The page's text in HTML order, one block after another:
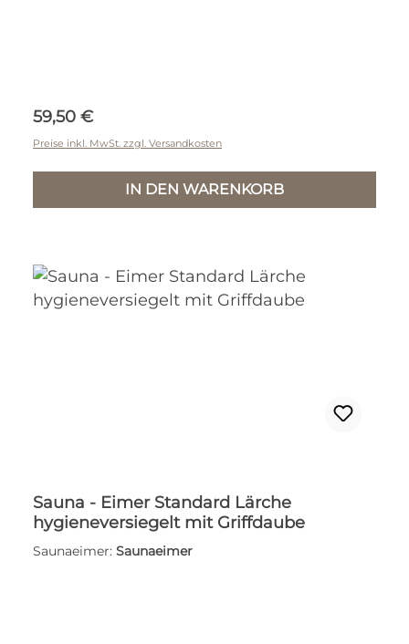
Regulärer Preis:
59,50 €
Preise inkl. MwSt. zzgl. Versandkosten
IN DEN WARENKORB
Sauna - Eimer Standard Lärche
hygieneversiegelt mit Griffdaube
Saunaeimer: Saunaeimer